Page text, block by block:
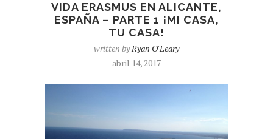
VIDA ERASMUS EN ALICANTE,
ESPAÑA – PARTE 1 ¡MI CASA,
TU CASA!
written byRyan O'Leary
abril 14, 2017